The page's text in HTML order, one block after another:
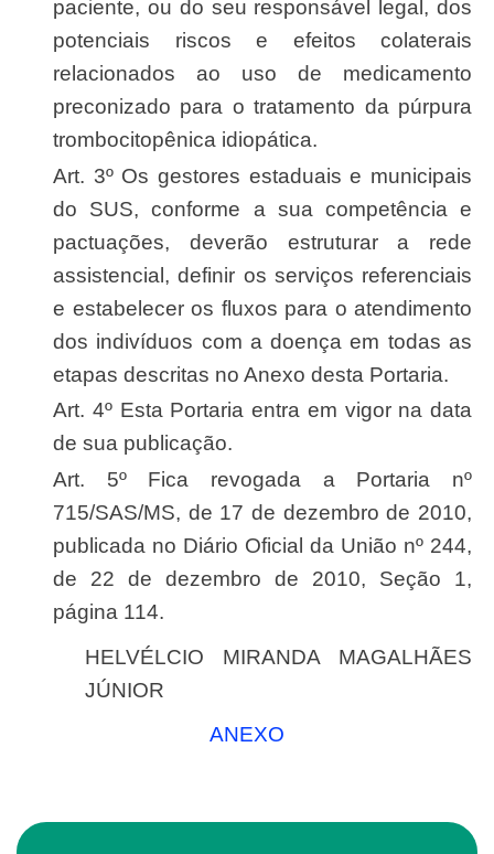
paciente, ou do seu responsável legal, dos
potenciais riscos e efeitos colaterais
relacionados ao uso de medicamento
preconizado para o tratamento da púrpura
trombocitopênica idiopática.
Art. 3º Os gestores estaduais e municipais
do SUS, conforme a sua competência e
pactuações, deverão estruturar a rede
assistencial, definir os serviços referenciais
e estabelecer os fluxos para o atendimento
dos indivíduos com a doença em todas as
etapas descritas no Anexo desta Portaria.
Art. 4º Esta Portaria entra em vigor na data
de sua publicação.
Art. 5º Fica revogada a Portaria nº
715/SAS/MS, de 17 de dezembro de 2010,
publicada no Diário Oficial da União nº 244,
de 22 de dezembro de 2010, Seção 1,
página 114.
HELVÉLCIO MIRANDA MAGALHÃES
JÚNIOR
ANEXO